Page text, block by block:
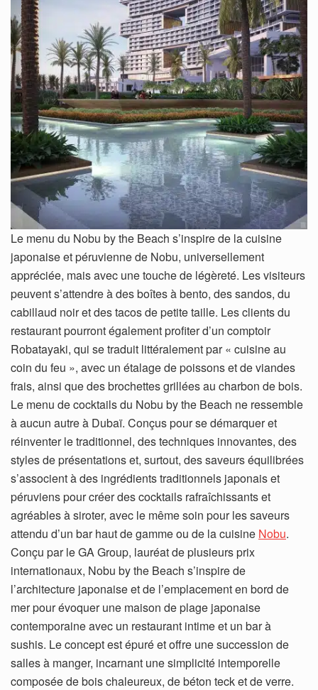
Le menu du Nobu by the Beach s’inspire de la cuisine
japonaise et péruvienne de Nobu, universellement
appréciée, mais avec une touche de légèreté. Les visiteurs
peuvent s’attendre à des boîtes à bento, des sandos, du
cabillaud noir et des tacos de petite taille. Les clients du
restaurant pourront également profiter d’un comptoir
Robatayaki, qui se traduit littéralement par « cuisine au
coin du feu », avec un étalage de poissons et de viandes
frais, ainsi que des brochettes grillées au charbon de bois.
Le menu de cocktails du Nobu by the Beach ne ressemble
à aucun autre à Dubaï. Conçus pour se démarquer et
réinventer le traditionnel, des techniques innovantes, des
styles de présentations et, surtout, des saveurs équilibrées
s’associent à des ingrédients traditionnels japonais et
péruviens pour créer des cocktails rafraîchissants et
agréables à siroter, avec le même soin pour les saveurs
attendu d’un bar haut de gamme ou de la cuisine Nobu.
Conçu par le GA Group, lauréat de plusieurs prix
internationaux, Nobu by the Beach s’inspire de
l’architecture japonaise et de l’emplacement en bord de
mer pour évoquer une maison de plage japonaise
contemporaine avec un restaurant intime et un bar à
sushis. Le concept est épuré et offre une succession de
salles à manger, incarnant une simplicité intemporelle
composée de bois chaleureux, de béton teck et de verre.